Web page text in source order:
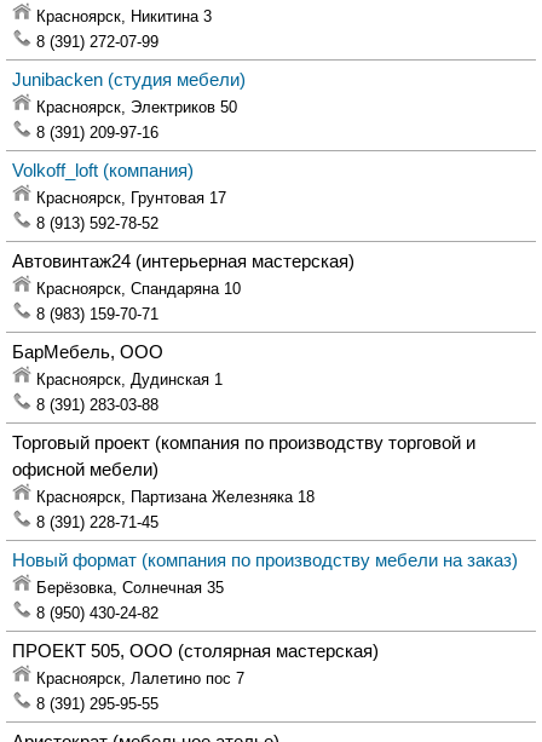
Красноярск, Никитина 3
8 (391) 272-07-99
Junibacken (студия мебели)
Красноярск, Электриков 50
8 (391) 209-97-16
Volkoff_loft (компания)
Красноярск, Грунтовая 17
8 (913) 592-78-52
Автовинтаж24 (интерьерная мастерская)
Красноярск, Спандаряна 10
8 (983) 159-70-71
БарМебель, ООО
Красноярск, Дудинская 1
8 (391) 283-03-88
Торговый проект (компания по производству торговой и
офисной мебели)
Красноярск, Партизана Железняка 18
8 (391) 228-71-45
Новый формат (компания по производству мебели на заказ)
Берёзовка, Солнечная 35
8 (950) 430-24-82
ПРОЕКТ 505, ООО (столярная мастерская)
Красноярск, Лалетино пос 7
8 (391) 295-95-55